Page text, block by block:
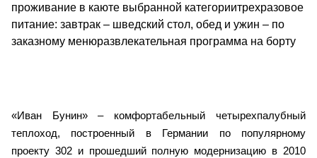
«Иван Бунин» – комфортабельный четырехпалубный
теплоход, построенный в Германии по популярному
проекту 302 и прошедший полную модернизацию в 2010
проживание в каюте выбранной категориитрехразовое
питание: завтрак – шведский стол, обед и ужин – по
заказному менюразвлекательная программа на борту